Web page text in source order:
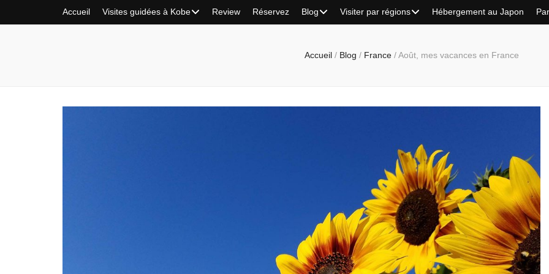
Accueil Visites guidées à Kobe Review Réservez Blog Visiter par régions Hébergement au Japon
Accueil / Blog / France /Août, mes vacances en France